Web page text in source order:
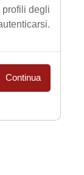
degli
Continua